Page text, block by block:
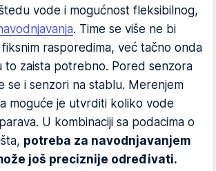
vode i mogućnost fleksibilnog,
. Time se više ne bi
rasporedima, već tačno onda
to zaista potrebno. Pored senzora
se i senzori na stablu. Merenjem
moguće je utvrditi koliko vode
U kombinaciji sa podacima o
potreba za navodnjavanjem
još preciznije određivati.